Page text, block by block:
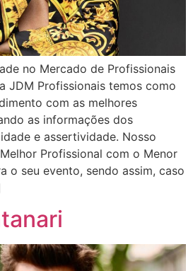
no Mercado de Profissionais
JDM Profissionais temos como
com as melhores
as informações dos
e assertividade. Nosso
Profissional com o Menor
o seu evento, sendo assim, caso